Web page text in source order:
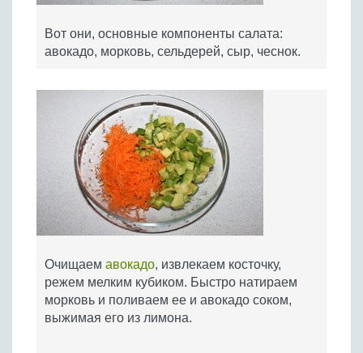
Вот они, основные компоненты салата:
авокадо, морковь, сельдерей, сыр, чеснок.
Очищаем авокадо, извлекаем косточку,
режем мелким кубиком. Быстро натираем
морковь и поливаем ее и авокадо соком,
выжимая его из лимона.